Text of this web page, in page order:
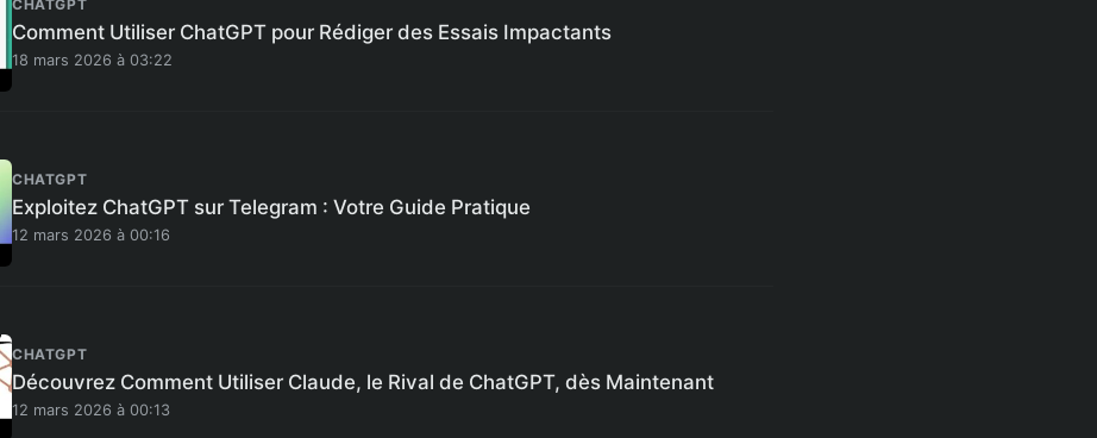
CHATGPT
Comment Utiliser ChatGPT pour Rédiger des Essais Impactants
18 mars 2026 à 03:22
CHATGPT
Exploitez ChatGPT sur Telegram : Votre Guide Pratique
12 mars 2026 à 00:16
CHATGPT
Découvrez Comment Utiliser Claude, le Rival de ChatGPT, dès Maintenant
12 mars 2026 à 00:13